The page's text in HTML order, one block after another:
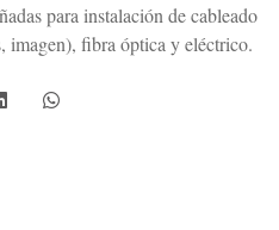
para instalación de cableado
imagen), fibra óptica y eléctrico.